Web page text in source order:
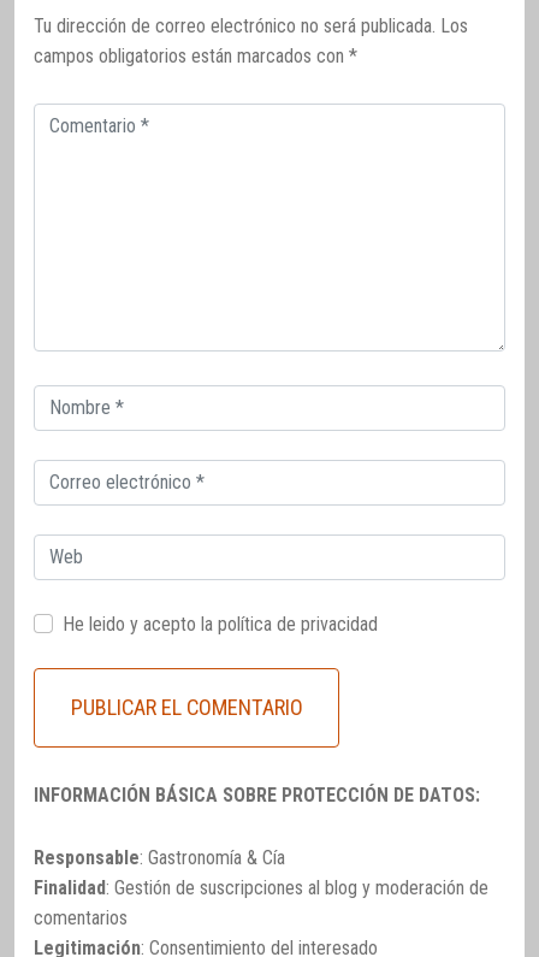
Tu dirección de correo electrónico no será publicada. Los
campos obligatorios están marcados con *
Comentario
Correo
electrónico
Correo
electrónico
Web
He leido y acepto la política de privacidad
INFORMACIÓN BÁSICA SOBRE PROTECCIÓN DE DATOS:
Responsable: Gastronomía & Cía
Finalidad: Gestión de suscripciones al blog y moderación de
comentarios
Legitimación: Consentimiento del interesado